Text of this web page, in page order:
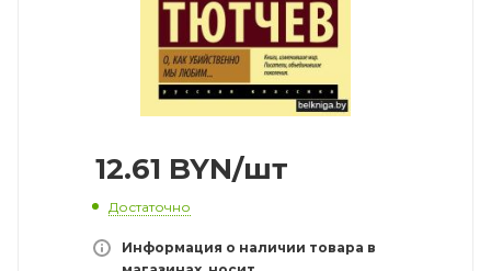
12.61 BYN/шт
Достаточно
Информация о наличии товара в